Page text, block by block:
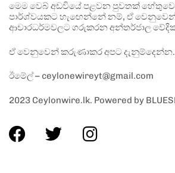
මෙම වෙබ් අඩවියේ පළවන පුවතක්
පාර්ශ්වයකට හැඟෙන්නේ නම්, ඒ වෙනුවෙන්
ආචාරධර්මවලට ගරුකරන අන්තර්ජාල
ඒ වෙනුවෙන් කරුණාකර අපට
ඊමේල් – ceylonewireyt@gmail.com
2023 Ceylonwire.lk. Powered by